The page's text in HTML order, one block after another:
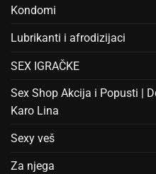
Kondomi
Lubrikanti i afrodizijaci
SEX IGRAČKE
Sex Shop Akcija i Popusti |
Karo Lina
Sexy veš
Za njega